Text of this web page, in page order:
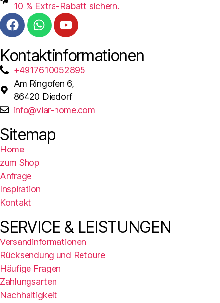
10 % Extra-Rabatt sichern.
Kontaktinformationen
+4917610052895
Am Ringofen 6,
86420 Diedorf
info@viar-home.com
Sitemap
Home
zum Shop
Anfrage
Inspiration
Kontakt
SERVICE & LEISTUNGEN
Versandinformationen
Rücksendung und Retoure
Häufige Fragen
Zahlungsarten
Nachhaltigkeit